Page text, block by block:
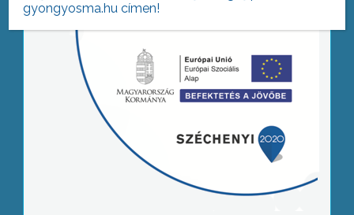
gyongyosma.hu címen!